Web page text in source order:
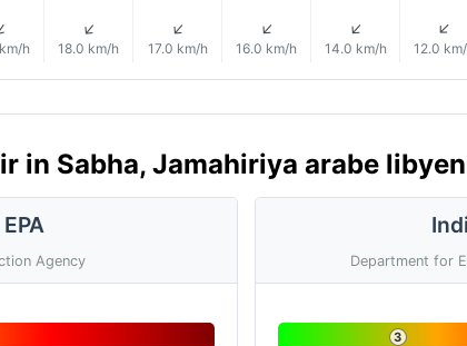
h
↑
18.0 km/h
↑
17.0 km/h
↑
16.0 km/h
↑
14.0 km/h
↑
12.0
in Sabha, Jamahiriya arabe
Agency Department for
3